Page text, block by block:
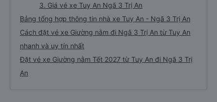
3. Giá vé xe Tuy An Ngã 3 Trị An
Bảng tổng hợp thông tin nhà xe Tuy An - Ngã 3 Trị An
Cách đặt vé xe Giường nằm đi Ngã 3 Trị An từ Tuy An
nhanh và uy tín nhất
Đặt vé xe Giường nằm Tết 2027 từ Tuy An đi Ngã 3 Trị
An